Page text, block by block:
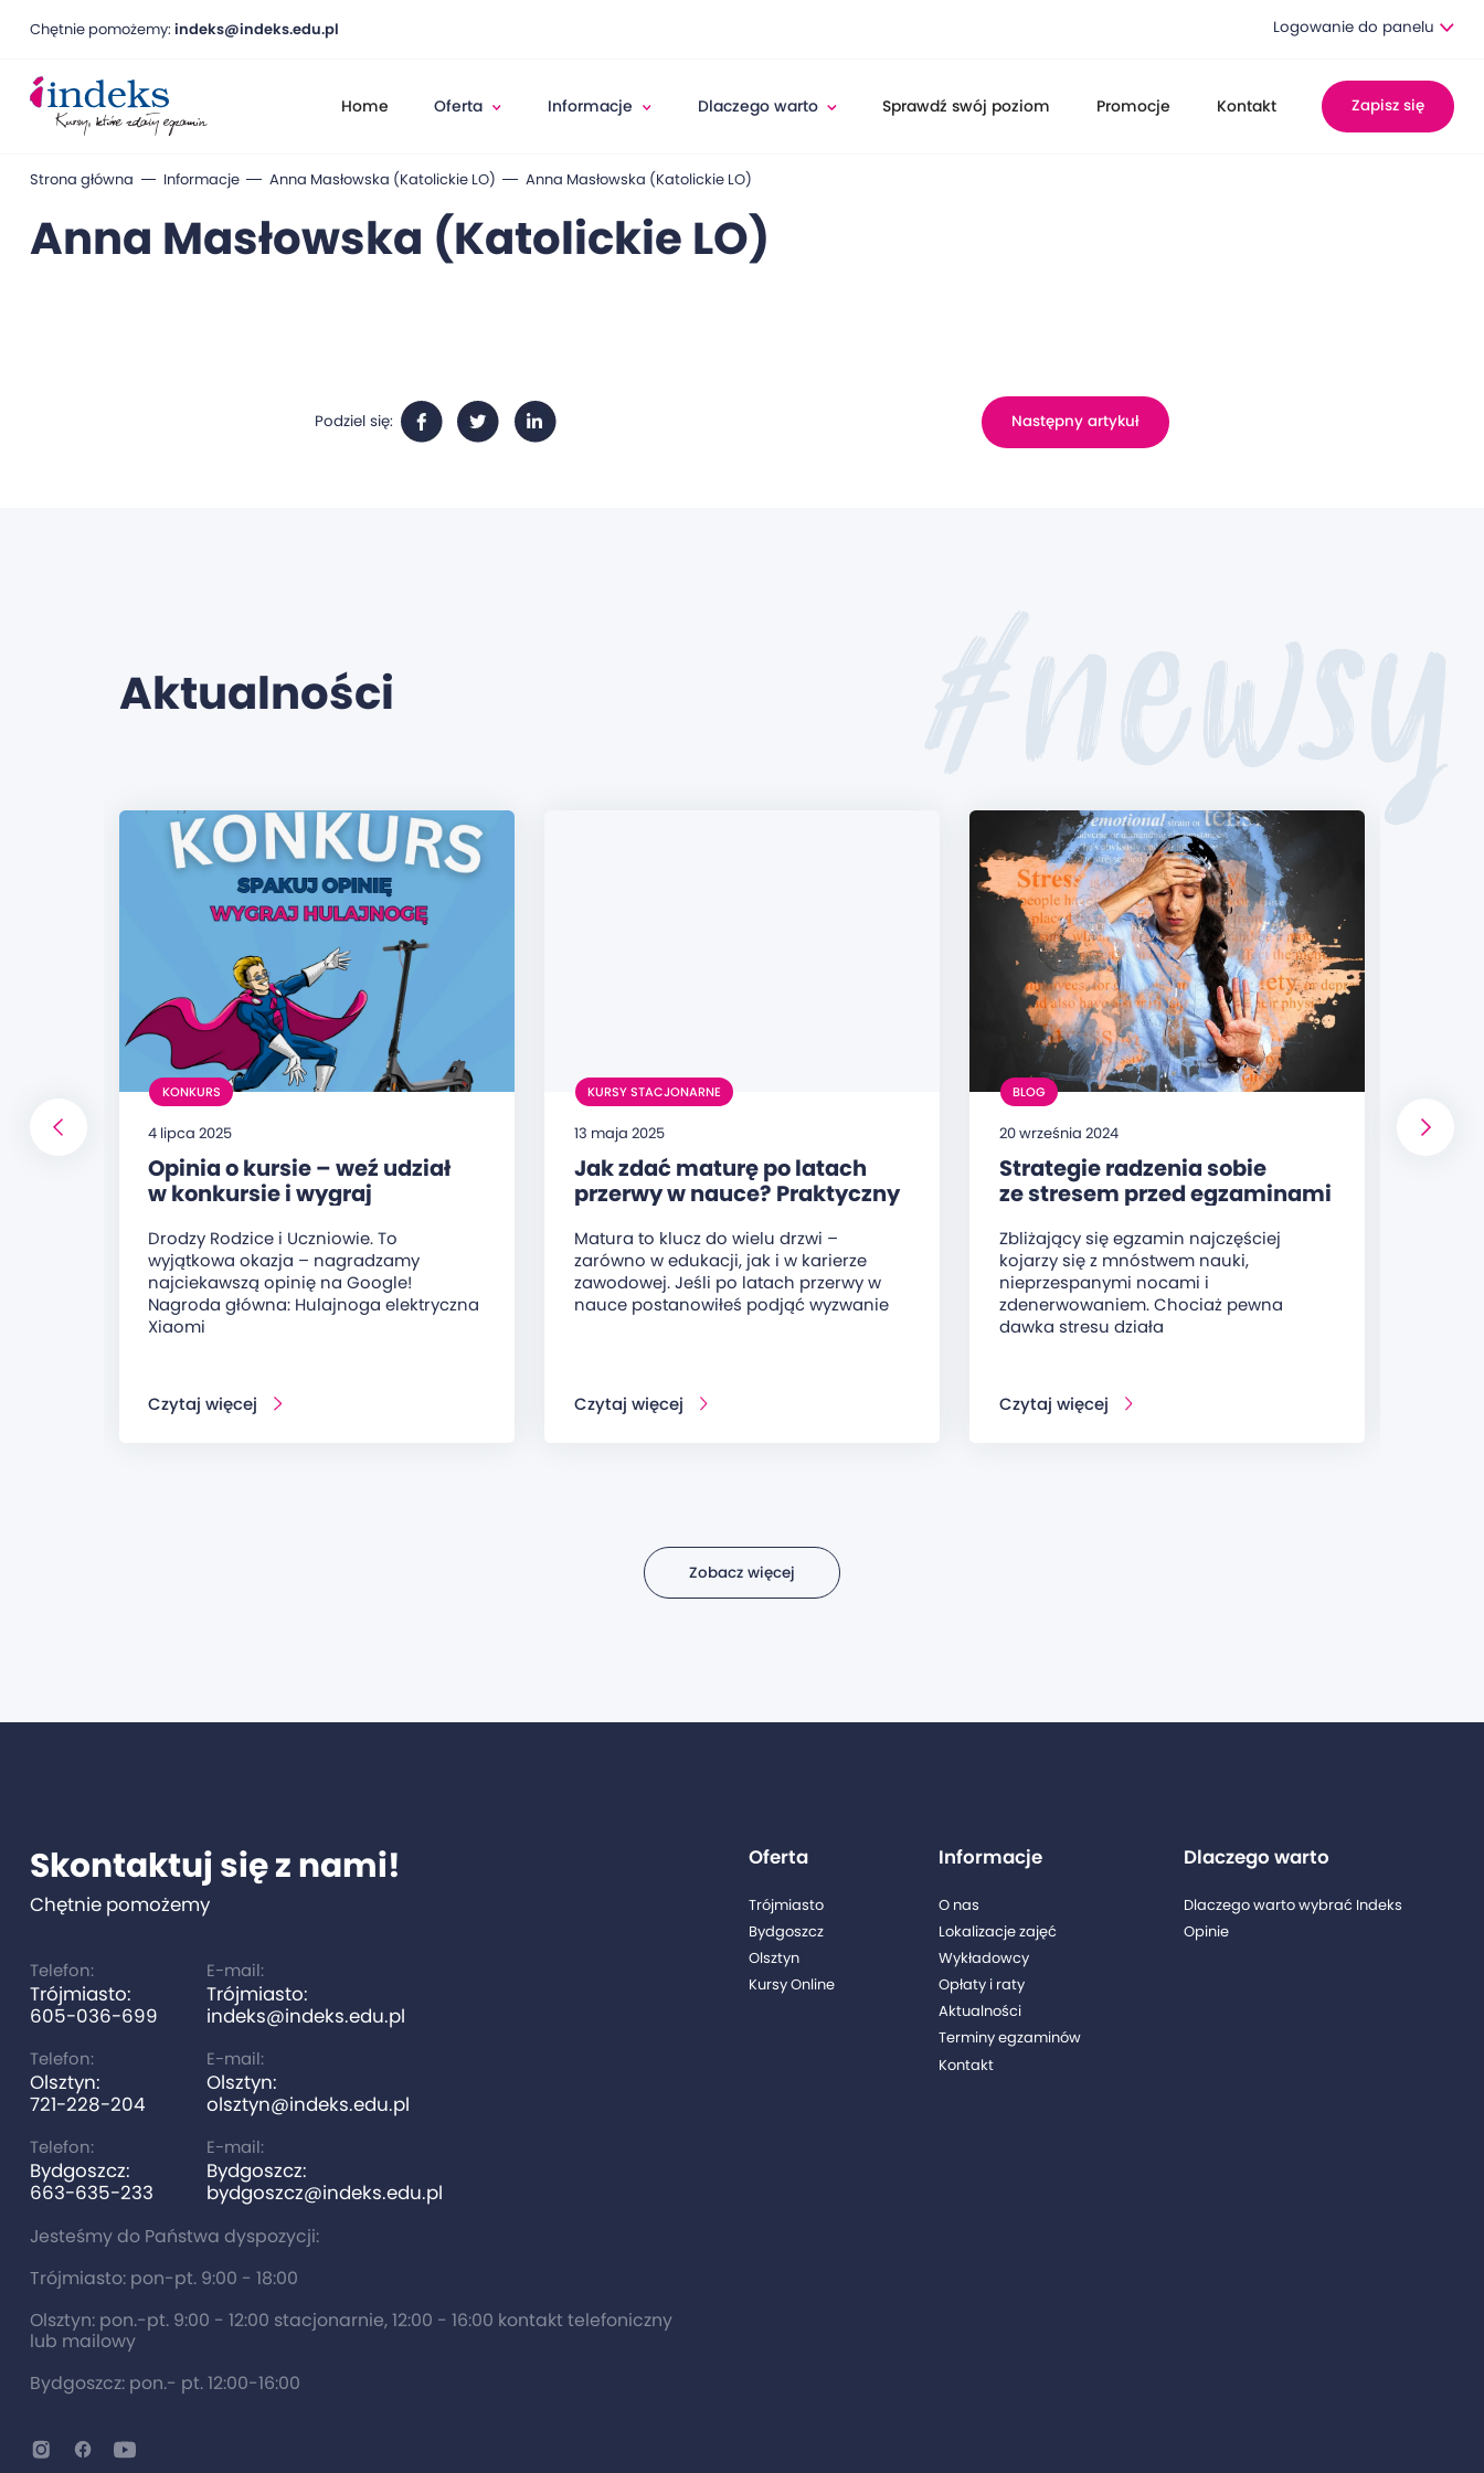
Chętnie pomożemy: indeks@indeks.edu.pl Logowanie do panelu
Home Oferta Informacje Dlaczego warto Sprawdź swój poziom Promocje Kontakt Zapisz się
Strona główna Informacje Anna Masłowska (Katolickie LO) Anna Masłowska (Katolickie LO)
Anna Masłowska (Katolickie LO)
Podziel się: Następny artykuł
Aktualności
KONKURS
4 lipca 2025
Opinia o kursie – weź udział
w konkursie i wygraj
Drodzy Rodzice i Uczniowie. To
wyjątkowa okazja – nagradzamy
najciekawszą opinię na Google!
Nagroda główna: Hulajnoga elektryczna
Xiaomi
Czytaj więcej
KURSY STACJONARNE
13 maja 2025
Jak zdać maturę po latach
przerwy w nauce? Praktyczny
Matura to klucz do wielu drzwi –
zarówno w edukacji, jak i w karierze
zawodowej. Jeśli po latach przerwy w
nauce postanowiłeś podjąć wyzwanie
Czytaj więcej
BLOG
20 września 2024
Strategie radzenia sobie
ze stresem przed egzaminami
i metody zarządzania stresem
Zbliżający się egzamin najczęściej
kojarzy się z mnóstwem nauki,
nieprzespanymi nocami i
zdenerwowaniem. Chociaż pewna
dawka stresu działa
Czytaj więcej
20
Zobacz więcej
Skontaktuj się z nami!
Chętnie pomożemy
Telefon:
Trójmiasto:
605-036-699
E-mail:
Trójmiasto:
indeks@indeks.edu.pl
Telefon:
Olsztyn:
721-228-204
E-mail:
Olsztyn:
olsztyn@indeks.edu.pl
Telefon:
Bydgoszcz:
663-635-233
E-mail:
Bydgoszcz:
bydgoszcz@indeks.edu.pl
Jesteśmy do Państwa dyspozycji:
Trójmiasto: pon-pt. 9:00 - 18:00
Olsztyn: pon.-pt. 9:00 - 12:00 stacjonarnie, 12:00 - 16:00 kontakt telefoniczny
lub mailowy
Bydgoszcz: pon.- pt. 12:00-16:00
Oferta
Trójmiasto
Bydgoszcz
Olsztyn
Kursy Online
Informacje
O nas
Lokalizacje zajęć
Wykładowcy
Opłaty i raty
Aktualności
Terminy egzaminów
Kontakt
Dlaczego warto
Dlaczego warto wybrać Indeks
Opinie